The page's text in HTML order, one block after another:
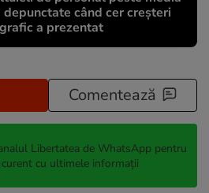
când cer creșteri
a prezentat
Comentează
Libertatea de WhatsApp pentru
cu ultimele informații